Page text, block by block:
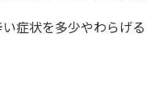
症状を多少やわらげる